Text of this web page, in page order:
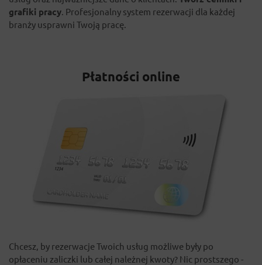
grafiki pracy. Profesjonalny system rezerwacji dla każdej
branży usprawni Twoją pracę.
Płatności online
Chcesz, by rezerwacje Twoich usług możliwe były po
opłaceniu zaliczki lub całej należnej kwoty? Nic prostszego -